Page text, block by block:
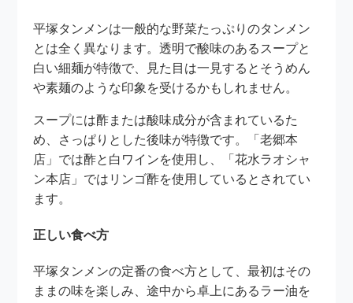
平塚タンメンは一般的な野菜たっぷりのタンメン
とは全く異なります。透明で酸味のあるスープと
白い細麺が特徴で、見た目は一見するとそうめん
や素麺のような印象を受けるかもしれません。
スープには酢または酸味成分が含まれているた
め、さっぱりとした後味が特徴です。「老郷本
店」では酢と白ワインを使用し、「花水ラオシャ
ン本店」ではリンゴ酢を使用しているとされてい
ます。
正しい食べ方
平塚タンメンの定番の食べ方として、最初はその
ままの味を楽しみ、途中から卓上にあるラー油を